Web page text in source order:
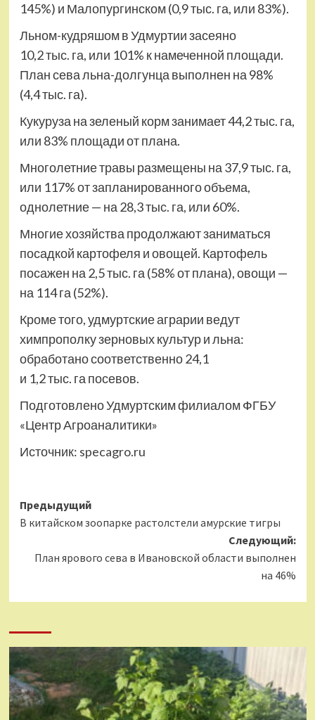
145%) и Малопургинском (0,9 тыс. га, или 83%).
Льном-кудряшом в Удмуртии засеяно
10,2 тыс. га, или 101% к намеченной площади.
План сева льна-долгунца выполнен на 98%
(4,4 тыс. га).
Кукуруза на зеленый корм занимает 44,2 тыс. га,
или 83% площади от плана.
Многолетние травы размещены на 37,9 тыс. га,
или 117% от запланированного объема,
однолетние — на 28,3 тыс. га, или 60%.
Многие хозяйства продолжают заниматься
посадкой картофеля и овощей. Картофель
посажен на 2,5 тыс. га (58% от плана), овощи —
на 114 га (52%).
Кроме того, удмуртские аграрии ведут
химпрополку зерновых культур и льна:
обработано соответственно 24,1
и 1,2 тыс. га посевов.
Подготовлено Удмуртским филиалом ФГБУ
«Центр Агроаналитики»
Источник: specagro.ru
Навигация
записи
Предыдущий
В китайском зоопарке растолстели амурские тигры
Следующий:
План ярового сева в Ивановской области выполнен
на 46%